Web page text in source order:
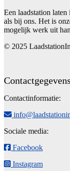
Een laadstation
als bij ons. Het is
mogelijk werk uit
© 2025
Contactgegevens
Contactinformatie:
Sociale media:
Facebook
Instagram